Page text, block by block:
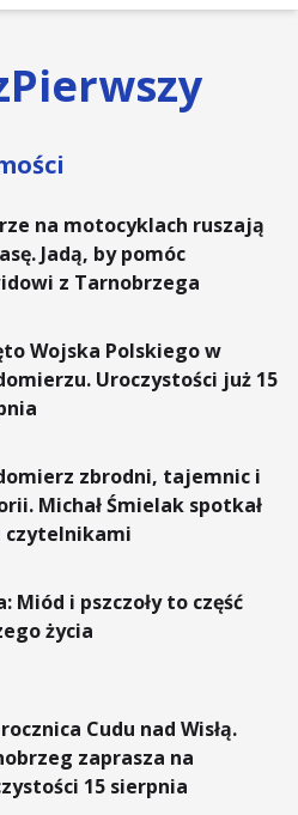
na motocyklach ruszają
Jadą, by pomóc
z Tarnobrzega
Wojska Polskiego w
Uroczystości już 15
zbrodni, tajemnic i
Michał Śmielak spotkał
czytelnikami
Miód i pszczoły to część
życia
Cudu nad Wisłą.
zaprasza na
15 sierpnia